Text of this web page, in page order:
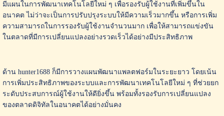
มีแผนในการพัฒนาเทคโนโลยีใหม่ ๆ เพื่อรองรับผู้ใช้งานที่เพิ่มขึ้นใน
อนาคต ไม่ว่าจะเป็นการปรับปรุงระบบให้มีความเร็วมากขึ้น หรือการเพิ่ม
ความสามารถในการรองรับผู้ใช้งานจำนวนมาก เพื่อให้สามารถแข่งขัน
ในตลาดที่มีการเปลี่ยนแปลงอย่างรวดเร็วได้อย่างมีประสิทธิภาพ
ด้าน hunter1688 ก็มีการวางแผนพัฒนาแพลตฟอร์มในระยะยาว โดยเน้น
การเพิ่มประสิทธิภาพของระบบและการพัฒนาเทคโนโลยีใหม่ ๆ ที่ช่วยยก
ระดับประสบการณ์ผู้ใช้งานให้ดียิ่งขึ้น พร้อมทั้งรองรับการเปลี่ยนแปลง
ของตลาดดิจิทัลในอนาคตได้อย่างมั่นคง